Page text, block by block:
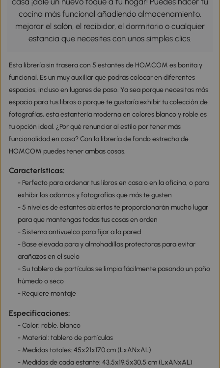
cocina más funcional añadiendo almacenamiento,
mejorar el salón, el recibidor, el dormitorio o cualquier
estancia que necesites con unos simples clics.
Esta librería sin trasera con 5 estantes de HOMCOM es bonita y
funcional. Es un muy auxiliar que podrás colocar en diferentes
espacios, incluso en lugares de paso. Ya sea porque necesitas más
espacio para tus libros o porque te gustaría exhibir tu colección de
fotografías, esta estantería moderna en colores blanco y roble es
tu opción ideal. ¿Por qué renunciar al estilo por tener más
funcionalidad en casa? Con la librería de fondo estrecho de
HOMCOM puedes tener ambas cosas.
Características:
- Perfecto para ordenar tus libros en casa o en la oficina, o para
exhibir los adornos y fotografías que más te gusten
- 5 niveles de estantes abiertos te proporcionarán mucho lugar
para que mantengas todas tus cosas en orden
- Sistema antivuelco para fijar a la pared
- Base elevada para y almohadillas protectoras para evitar
arañazos en el suelo
- Su tablero de partículas se limpia fácilmente pasando un paño
húmedo o seco
- Requiere montaje
Especificaciones:
- Color: roble, blanco
- Material: tablero de partículas
- Medidas totales: 45x21x170 cm (LxANxAL)
- Medidas de cada estante: 43,5x19,5x30,5 cm (LxANxAL)